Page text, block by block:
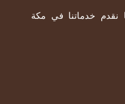
نقدم خدماتنا في مكة